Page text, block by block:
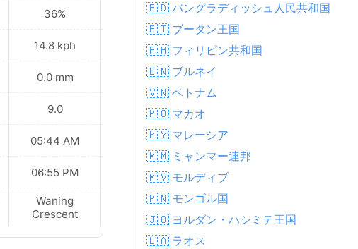
36%
14.8 kph
0.0 mm
9.0
05:44 AM
06:55 PM
Waning
Crescent
43%
8.6 kph
0.0 mm
9.0
05:45 AM
06:55 PM
Waning
Crescent
🇧🇩 バングラディッシュ人民共和国
🇧🇹 ブータン王国
🇵🇭 フィリピン共和国
🇧🇳 ブルネイ
🇻🇳 ベトナム
🇲🇴 マカオ
🇲🇾 マレーシア
🇲🇲 ミャンマー連邦
🇲🇻 モルディブ
🇲🇳 モンゴル国
🇯🇴 ヨルダン・ハシミテ王国
🇱🇦 ラオス